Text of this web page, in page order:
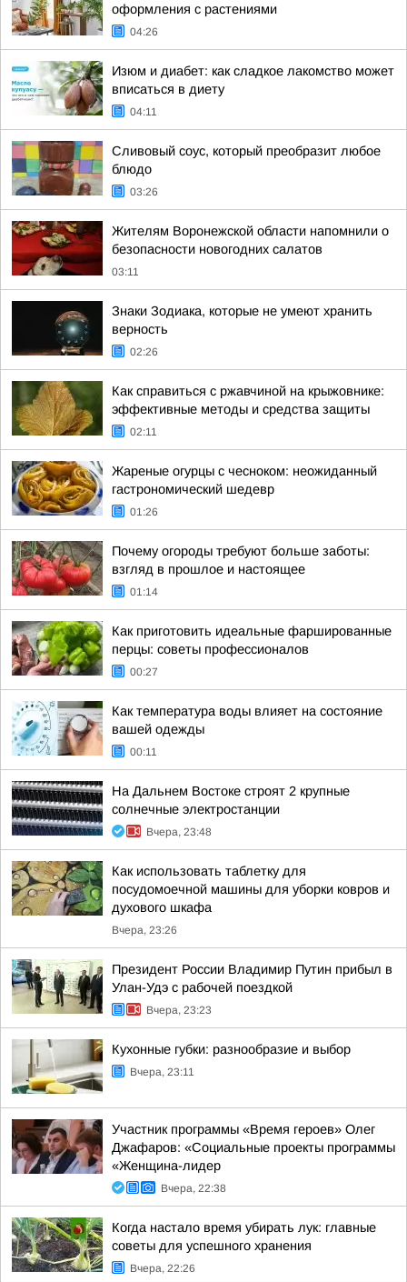
оформления с растениями
04:26
Изюм и диабет: как сладкое лакомство может
вписаться в диету
04:11
Сливовый соус, который преобразит любое
блюдо
03:26
Жителям Воронежской области напомнили о
безопасности новогодних салатов
03:11
Знаки Зодиака, которые не умеют хранить
верность
02:26
Как справиться с ржавчиной на крыжовнике:
эффективные методы и средства защиты
02:11
Жареные огурцы с чесноком: неожиданный
гастрономический шедевр
01:26
Почему огороды требуют больше заботы:
взгляд в прошлое и настоящее
01:14
Как приготовить идеальные фаршированные
перцы: советы профессионалов
00:27
Как температура воды влияет на состояние
вашей одежды
00:11
На Дальнем Востоке строят 2 крупные
солнечные электростанции
Вчера, 23:48
Как использовать таблетку для
посудомоечной машины для уборки ковров и
духового шкафа
Вчера, 23:26
Президент России Владимир Путин прибыл в
Улан-Удэ с рабочей поездкой
Вчера, 23:23
Кухонные губки: разнообразие и выбор
Вчера, 23:11
Участник программы «Время героев» Олег
Джафаров: «Социальные проекты программы
«Женщина-лидер
Вчера, 22:38
Когда настало время убирать лук: главные
советы для успешного хранения
Вчера, 22:26